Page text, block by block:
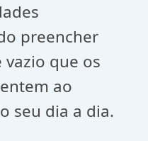
preencher
que os
ao
seu dia a dia.